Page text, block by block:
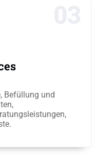
Befüllung und